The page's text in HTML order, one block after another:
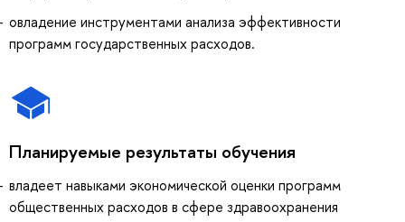
овладение инструментами анализа эффективности
программ государственных расходов.
Планируемые результаты обучения
владеет навыками экономической оценки программ
общественных расходов в сфере здравоохранения